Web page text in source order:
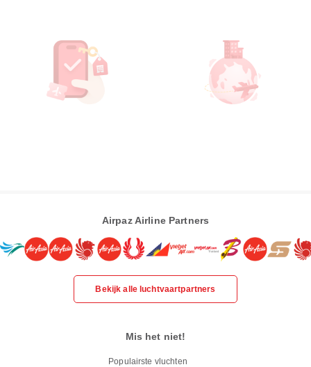
Airpaz Airline Partners
Bekijk alle luchtvaartpartners
Mis het niet!
Populairste vluchten